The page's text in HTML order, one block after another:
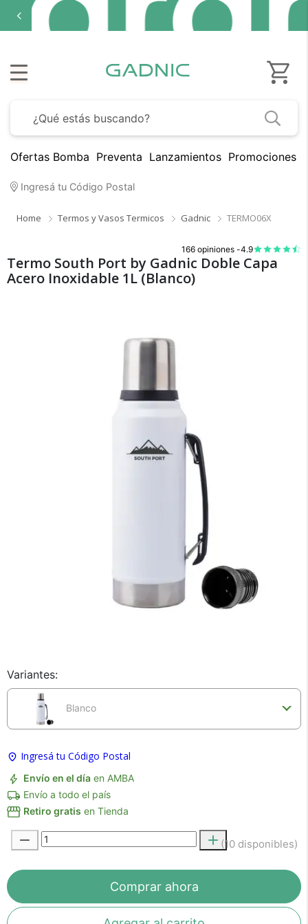
Ofertas Bomba Preventa Lanzamientos Promociones
Ingresá tu Código Postal
Home Termos y Vasos Termicos Gadnic TERMO06X
166 opiniones -4.9
Termo South Port by Gadnic Doble Capa
Acero Inoxidable 1L (Blanco)
Variantes:
Blanco
Ingresá tu Código Postal
Envío en el día en AMBA
Envío a todo el país
Retiro gratis en Tienda
(10 disponibles)
Comprar ahora
Medios de Pago ×
Recibí el producto que esperabas o
En Bidcom te aseguramos recibir el producto